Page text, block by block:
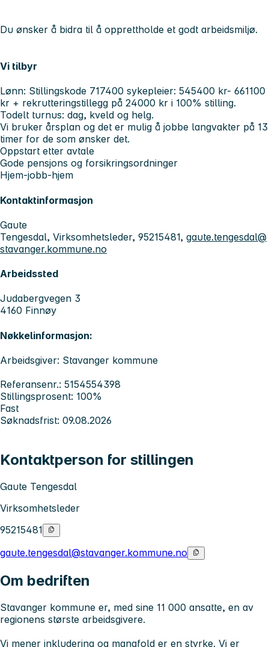
Du ønsker å bidra til å opprettholde et godt arbeidsmiljø.
Vi tilbyr
Lønn: Stillingskode 717400 sykepleier: 545400 kr- 661100
kr + rekrutteringstillegg på 24000 kr i 100% stilling.
Todelt turnus: dag, kveld og helg.
Vi bruker årsplan og det er mulig å jobbe langvakter på 13
timer for de som ønsker det.
Oppstart etter avtale
Gode pensjons og forsikringsordninger
Hjem-jobb-hjem
Kontaktinformasjon
Gaute
Tengesdal, Virksomhetsleder, 95215481, gaute.tengesdal@
stavanger.kommune.no
Arbeidssted
Judabergvegen 3
4160 Finnøy
Nøkkelinformasjon:
Arbeidsgiver: Stavanger kommune
Referansenr.: 5154554398
Stillingsprosent: 100%
Fast
Søknadsfrist: 09.08.2026
Kontaktperson for stillingen
Gaute Tengesdal
Virksomhetsleder
95215481
gaute.tengesdal@stavanger.kommune.no
Om bedriften
Stavanger kommune er, med sine 11 000 ansatte, en av
regionens største arbeidsgivere.
Vi mener inkludering og mangfold er en styrke. Vi er